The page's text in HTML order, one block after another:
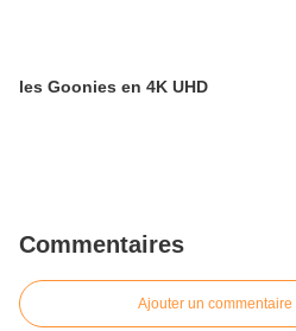
les Goonies en 4K UHD
Commentaires
Ajouter un commentaire